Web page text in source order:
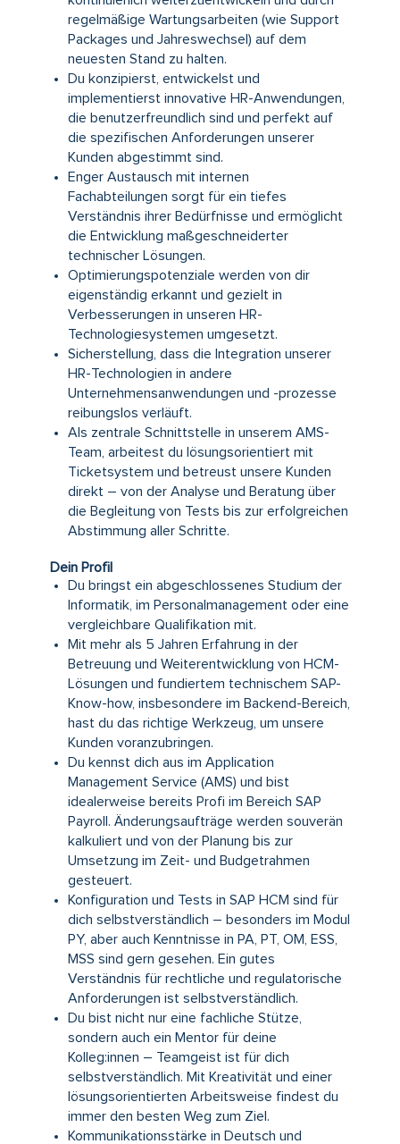
regelmäßige Wartungsarbeiten (wie Support
Packages und Jahreswechsel) auf dem
neuesten Stand zu halten.
Du konzipierst, entwickelst und
implementierst innovative HR-Anwendungen,
die benutzerfreundlich sind und perfekt auf
die spezifischen Anforderungen unserer
Kunden abgestimmt sind.
Enger Austausch mit internen
Fachabteilungen sorgt für ein tiefes
Verständnis ihrer Bedürfnisse und ermöglicht
die Entwicklung maßgeschneiderter
technischer Lösungen.
Optimierungspotenziale werden von dir
eigenständig erkannt und gezielt in
Verbesserungen in unseren HR-
Technologiesystemen umgesetzt.
Sicherstellung, dass die Integration unserer
HR-Technologien in andere
Unternehmensanwendungen und -prozesse
reibungslos verläuft.
Als zentrale Schnittstelle in unserem AMS-
Team, arbeitest du lösungsorientiert mit
Ticketsystem und betreust unsere Kunden
direkt – von der Analyse und Beratung über
die Begleitung von Tests bis zur erfolgreichen
Abstimmung aller Schritte.
Dein Profil
Du bringst ein abgeschlossenes Studium der
Informatik, im Personalmanagement oder eine
vergleichbare Qualifikation mit.
Mit mehr als 5 Jahren Erfahrung in der
Betreuung und Weiterentwicklung von HCM-
Lösungen und fundiertem technischem SAP-
Know-how, insbesondere im Backend-Bereich,
hast du das richtige Werkzeug, um unsere
Kunden voranzubringen.
Du kennst dich aus im Application
Management Service (AMS) und bist
idealerweise bereits Profi im Bereich SAP
Payroll. Änderungsaufträge werden souverän
kalkuliert und von der Planung bis zur
Umsetzung im Zeit- und Budgetrahmen
gesteuert.
Konfiguration und Tests in SAP HCM sind für
dich selbstverständlich – besonders im Modul
PY, aber auch Kenntnisse in PA, PT, OM, ESS,
MSS sind gern gesehen. Ein gutes
Verständnis für rechtliche und regulatorische
Anforderungen ist selbstverständlich.
Du bist nicht nur eine fachliche Stütze,
sondern auch ein Mentor für deine
Kolleg:innen – Teamgeist ist für dich
selbstverständlich. Mit Kreativität und einer
lösungsorientierten Arbeitsweise findest du
immer den besten Weg zum Ziel.
Kommunikationsstärke in Deutsch und